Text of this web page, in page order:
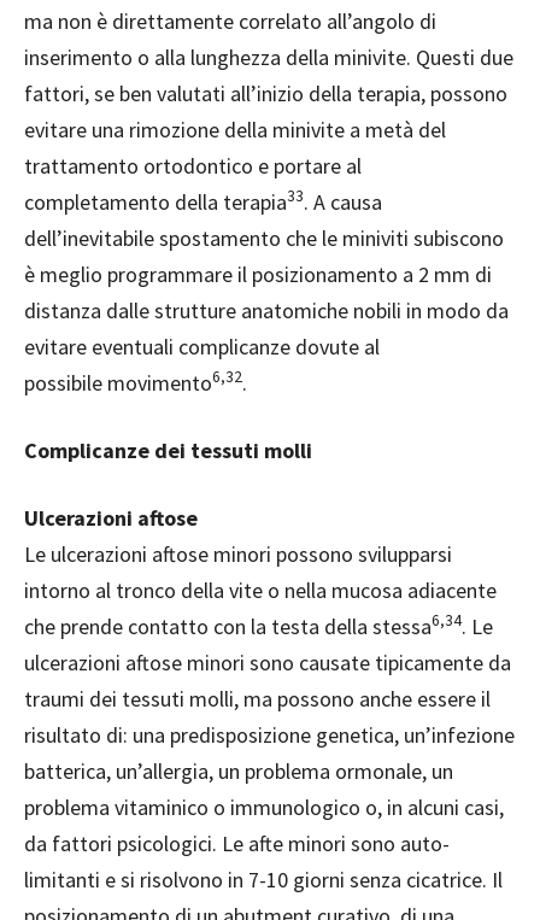
ma non è direttamente correlato all’angolo di
inserimento o alla lunghezza della minivite. Questi due
fattori, se ben valutati all’inizio della terapia, possono
evitare una rimozione della minivite a metà del
trattamento ortodontico e portare al
completamento della terapia33. A causa
dell’inevitabile spostamento che le miniviti subiscono
è meglio programmare il posizionamento a 2 mm di
distanza dalle strutture anatomiche nobili in modo da
evitare eventuali complicanze dovute al
possibile movimento6,32.
Complicanze dei tessuti molli
Ulcerazioni aftose
Le ulcerazioni aftose minori possono svilupparsi
intorno al tronco della vite o nella mucosa adiacente
che prende contatto con la testa della stessa6,34. Le
ulcerazioni aftose minori sono causate tipicamente da
traumi dei tessuti molli, ma possono anche essere il
risultato di: una predisposizione genetica, un’infezione
batterica, un’allergia, un problema ormonale, un
problema vitaminico o immunologico o, in alcuni casi,
da fattori psicologici. Le afte minori sono auto-
limitanti e si risolvono in 7-10 giorni senza cicatrice. Il